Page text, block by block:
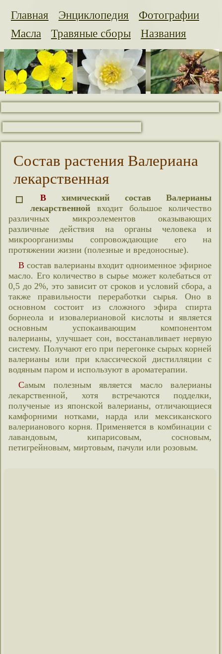
Главная Энциклопедия
Фотографии
Масла
Травяные сборы Названия
Состав растения Валериана
лекарственная
В химический состав Валерианы
лекарственной входит большое количество
различных микроэлементов оказывающих
различные действия на органы человека и
микроорганизмы сопровождающие его на
протяжении жизни (полезные и вредоносные).
В состав валерианы входит одноименное эфирное
масло. Его количество в сырье может колебаться от
0,5 до 2%, это зависит от сроков и условий сбора, а
также правильности переработки сырья. Оно в
основном состоит из сложного эфира спирта
борнеола и изовалериановой кислоты и является
основным успокаивающим компонентом
валерианы, улучшает сон, восстанавливает нервую
систему. Получают его при перегонке сырых корней
валерианы или при классической дистилляции с
водяным паром и используют в ароматерапии.
Самым полезным является масло валерианы
лекарственной, хотя встречаются подделки,
полученые из японской валерианы, отличающиеся
камфорними нотками, нарда или мексиканского
валерианового корня. Применяется в комбинации с
лавандовым, кипарисовым, сосновым,
петигрейновым, миртовым, пачули или розовым.